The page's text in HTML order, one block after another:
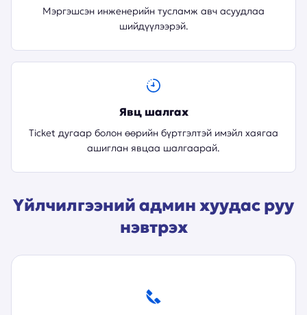
Мэргэшсэн инженерийн тусламж авч асуудлаа
шийдүүлээрэй.
Явц шалгах
Ticket дугаар болон өөрийн бүртгэлтэй имэйл хаягаа
ашиглан явцаа шалгаарай.
Үйлчилгээний админ хуудас руу
нэвтрэх